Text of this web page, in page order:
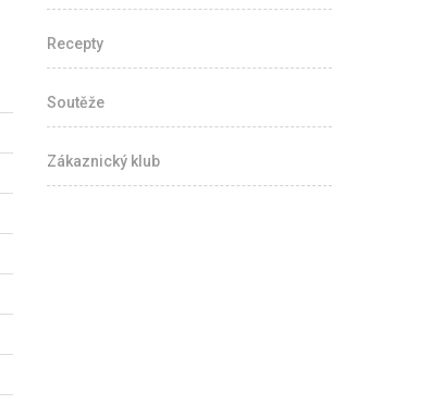
Recepty
Soutěže
Zákaznický klub